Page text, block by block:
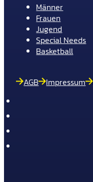
Männer
Frauen
Jugend
Special Needs
Basketball
AGB Impressum